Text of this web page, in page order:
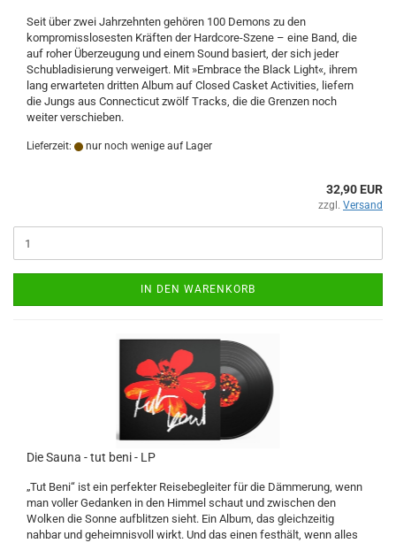
Seit über zwei Jahrzehnten gehören 100 Demons zu den
kompromisslosesten Kräften der Hardcore-Szene – eine Band, die
auf roher Überzeugung und einem Sound basiert, der sich jeder
Schubladisierung verweigert. Mit »Embrace the Black Light«, ihrem
lang erwarteten dritten Album auf Closed Casket Activities, liefern
die Jungs aus Connecticut zwölf Tracks, die die Grenzen noch
weiter verschieben.
Lieferzeit: nur noch wenige auf Lager
32,90 EUR
zzgl. Versand
IN DEN WARENKORB
Die Sauna - tut beni - LP
„Tut Beni“ ist ein perfekter Reisebegleiter für die Dämmerung, wenn
man voller Gedanken in den Himmel schaut und zwischen den
Wolken die Sonne aufblitzen sieht. Ein Album, das gleichzeitig
nahbar und geheimnisvoll wirkt. Und das einen festhält, wenn alles